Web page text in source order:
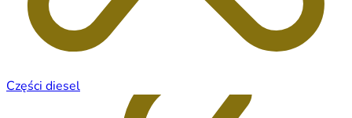
Części diesel